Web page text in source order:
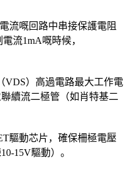
流嘅回路中串接保護電阻
流1mA嘅時候，
VDS）高過電路最大工作電
續流二極管（如肖特基二
驅動芯片，確保柵極電壓
15V驅動）。